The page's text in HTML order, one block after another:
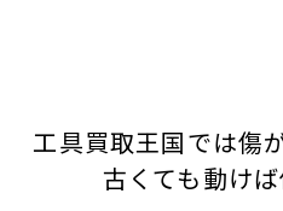
工具買取王国では傷
古くても動け